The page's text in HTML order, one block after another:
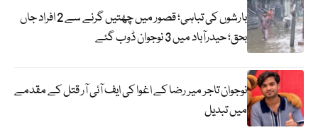
بارشوں کی تباہی؛ قصور میں چھتیں گرنے سے 2 افراد جاں
بحق؛ حیدرآباد میں 3 نوجوان ڈوب گئے
نوجوان تاجر میر رضا کے اغوا کی ایف آئی آر قتل کے مقدمے
میں تبدیل